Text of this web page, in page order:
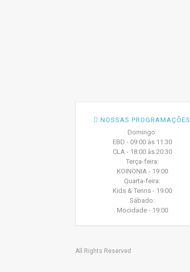
NOSSAS PROGRAMAÇÕES
Domingo:
EBD - 09:00 às 11:30
CLA - 18:00 às 20:30
Terça-feira:
KOINONIA - 19:00
Quarta-feira:
Kids & Tenns - 19:00
Sábado:
Mocidade - 19:00
All Rights Reserved